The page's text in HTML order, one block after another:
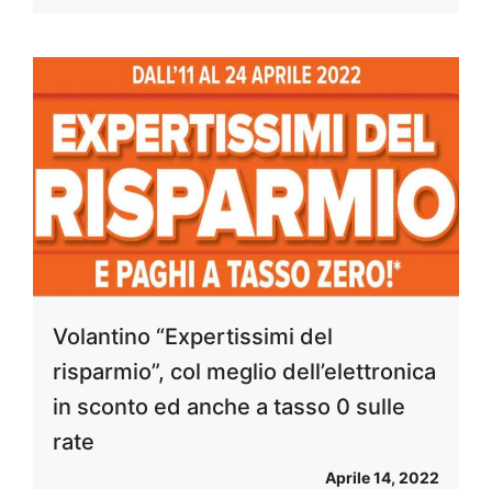
Volantino “Expertissimi del
risparmio”, col meglio dell’elettronica
in sconto ed anche a tasso 0 sulle
rate
Aprile 14, 2022